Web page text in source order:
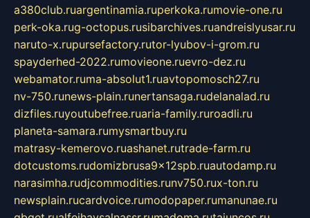
a380club.ruargentinamia.ruperkoka.rumovie-one.ru
perk-oka.rug-octopus.rusibarchives.ruandreislyusar.ru
naruto-x.rupursefactory.rutor-lyubov-i-grom.ru
spayderhed-2022.rumovieone.ruevro-dez.ru
webamator.ruma-absolut1.ruavtopomosch27.ru
nv-750.runews-plain.runertansaga.rudelanalad.ru
dizfiles.ruyoutubefree.ruaria-family.ruroadli.ru
planeta-samara.rumysmartbuy.ru
matrasy-kemerovo.ruashanet.rutrade-farm.ru
dotcustoms.rudomizbrusa9x12spb.ruautodamp.ru
narasimha.rudjcommodities.runv750.rux-ton.ru
newsplain.rucardvoice.rumodopaper.rumanunae.ru